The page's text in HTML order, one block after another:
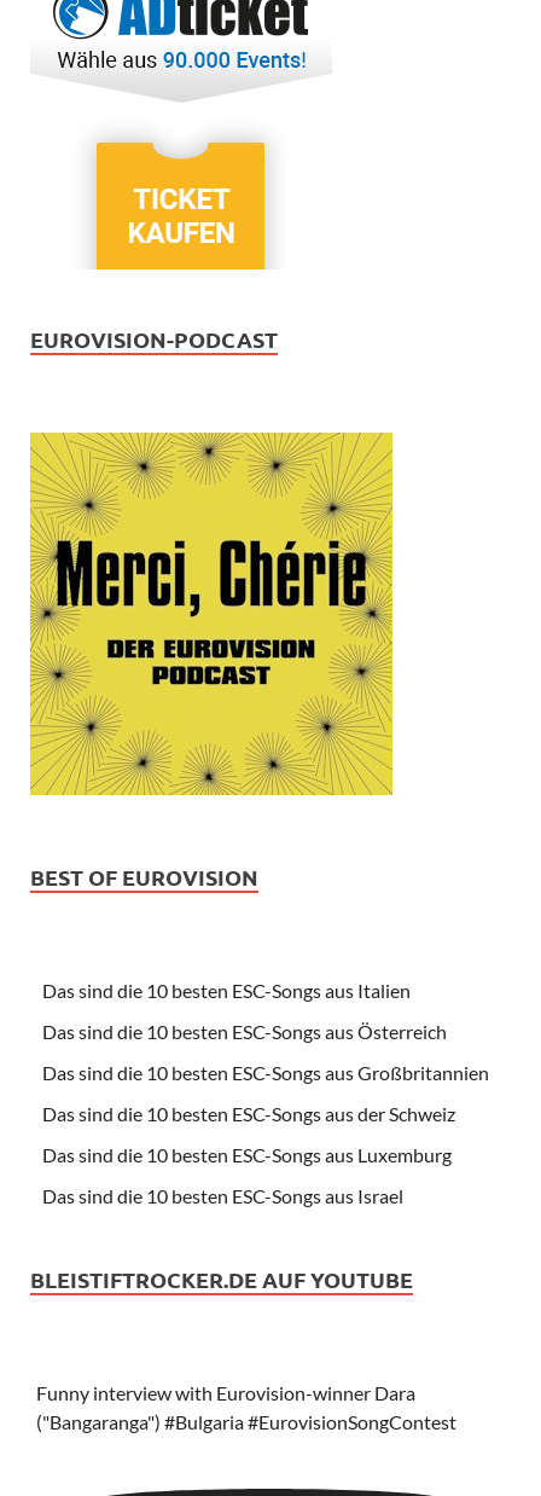
EUROVISION-PODCAST
BEST OF EUROVISION
Das sind die 10 besten ESC-Songs aus Italien
Das sind die 10 besten ESC-Songs aus Österreich
Das sind die 10 besten ESC-Songs aus Großbritannien
Das sind die 10 besten ESC-Songs aus der Schweiz
Das sind die 10 besten ESC-Songs aus Luxemburg
Das sind die 10 besten ESC-Songs aus Israel
BLEISTIFTROCKER.DE AUF YOUTUBE
Funny interview with Eurovision-winner Dara
("Bangaranga") #Bulgaria #EurovisionSongContest